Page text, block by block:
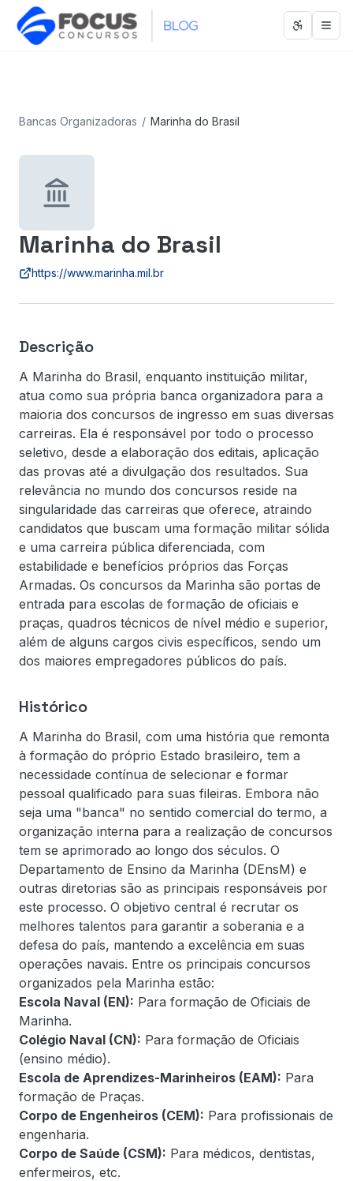
Abrir
Bancas Organizadoras / Marinha do Brasil
Marinha do Brasil
https://www.marinha.mil.br
Descrição
A Marinha do Brasil, enquanto instituição militar,
atua como sua própria banca organizadora para a
maioria dos concursos de ingresso em suas diversas
carreiras. Ela é responsável por todo o processo
seletivo, desde a elaboração dos editais, aplicação
das provas até a divulgação dos resultados. Sua
relevância no mundo dos concursos reside na
singularidade das carreiras que oferece, atraindo
candidatos que buscam uma formação militar sólida
e uma carreira pública diferenciada, com
estabilidade e benefícios próprios das Forças
Armadas. Os concursos da Marinha são portas de
entrada para escolas de formação de oficiais e
praças, quadros técnicos de nível médio e superior,
além de alguns cargos civis específicos, sendo um
dos maiores empregadores públicos do país.
Histórico
A Marinha do Brasil, com uma história que remonta
à formação do próprio Estado brasileiro, tem a
necessidade contínua de selecionar e formar
pessoal qualificado para suas fileiras. Embora não
seja uma "banca" no sentido comercial do termo, a
organização interna para a realização de concursos
tem se aprimorado ao longo dos séculos. O
Departamento de Ensino da Marinha (DEnsM) e
outras diretorias são as principais responsáveis por
este processo. O objetivo central é recrutar os
melhores talentos para garantir a soberania e a
defesa do país, mantendo a excelência em suas
operações navais. Entre os principais concursos
organizados pela Marinha estão:
Escola Naval (EN): Para formação de Oficiais de
Marinha.
Colégio Naval (CN): Para formação de Oficiais
(ensino médio).
Escola de Aprendizes-Marinheiros (EAM): Para
formação de Praças.
Corpo de Engenheiros (CEM): Para profissionais de
engenharia.
Corpo de Saúde (CSM): Para médicos, dentistas,
enfermeiros, etc.